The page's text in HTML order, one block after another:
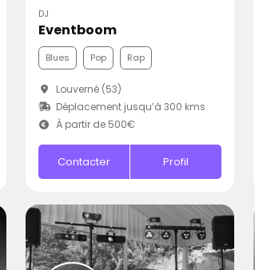
DJ
Eventboom
Blues Pop Rap
Louverné (53)
Déplacement jusqu’à 300 kms
À partir de 500€
Contacter Profil